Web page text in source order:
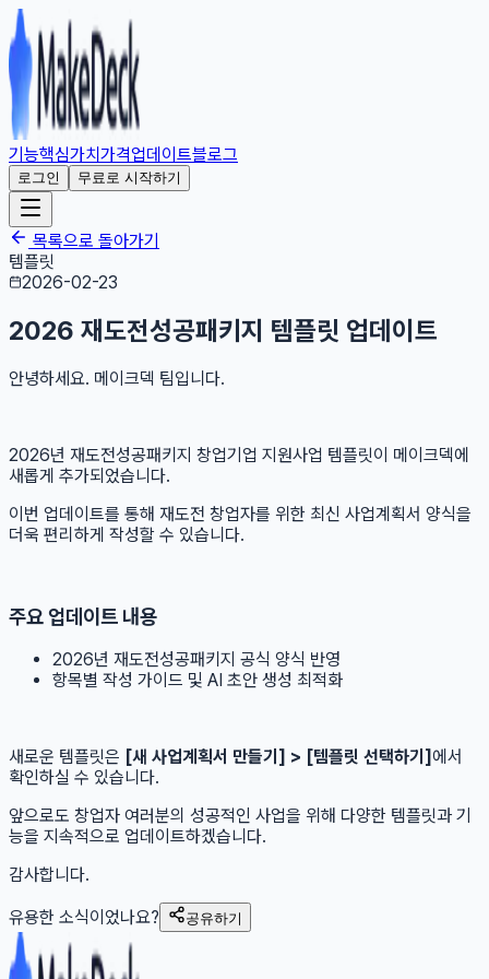
기능핵심가치가격업데이트블로그
로그인 무료로 시작하기
목록으로 돌아가기
템플릿
2026-02-23
2026 재도전성공패키지 템플릿 업데이트
안녕하세요. 메이크덱 팀입니다.
2026년 재도전성공패키지 창업기업 지원사업 템플릿이 메이크덱에
새롭게 추가되었습니다.
이번 업데이트를 통해 재도전 창업자를 위한 최신 사업계획서 양식을
더욱 편리하게 작성할 수 있습니다.
주요 업데이트 내용
2026년 재도전성공패키지 공식 양식 반영
항목별 작성 가이드 및 AI 초안 생성 최적화
새로운 템플릿은 [새 사업계획서 만들기] > [템플릿 선택하기] 에서
확인하실 수 있습니다.
앞으로도 창업자 여러분의 성공적인 사업을 위해 다양한 템플릿과 기
능을 지속적으로 업데이트하겠습니다.
감사합니다.
유용한 소식이었나요? 공유하기